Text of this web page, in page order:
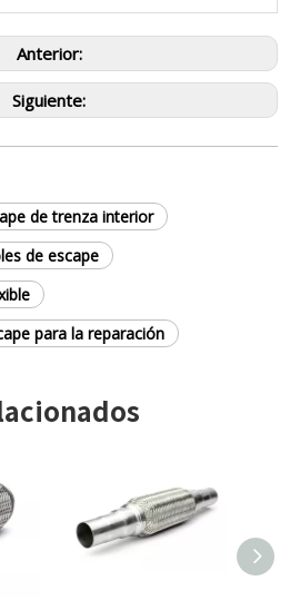
Anterior:
Siguiente:
de trenza interior
de escape
para la reparación